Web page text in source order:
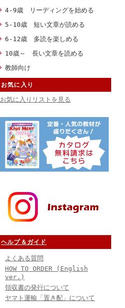
4-9歳 リーディングを始める
5-10歳 短い文章が読める
6-12歳 多読を楽しめる
10歳～ 長い文章を読める
教師向け
お気に入り
お気に入りリストを見る
ヘルプ＆ガイド
よくある質問
HOW TO ORDER (English
ver.)
領収書の発行について
ヤマト運輸「置き配」について